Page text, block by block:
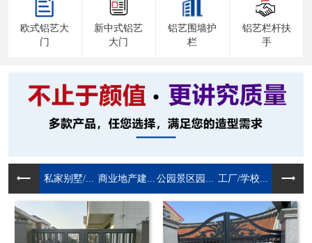
欧式铝艺大
门
新中式铝艺
大门
铝艺围墙护
栏
铝艺栏杆扶
手
私家别墅/... 商业地产建... 公园景区园... 工厂/学校...